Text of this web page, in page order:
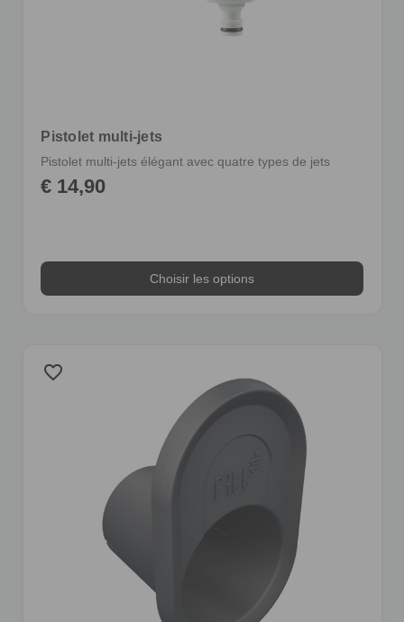
Pistolet multi-jets
Pistolet multi-jets élégant avec quatre types de jets
€ 14,90
Choisir les options
favorite_border